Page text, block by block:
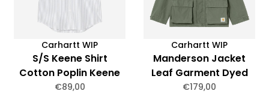
Carhartt WIP
S/S Keene Shirt
Cotton Poplin Keene
Stripe, White
€89,00
Carhartt WIP
Manderson Jacket
Leaf Garment Dyed
€179,00